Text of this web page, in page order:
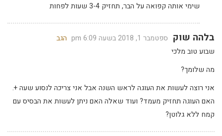
שימי אותה קפואה על הבר, תחזיק 3-4 שעות לפחות
בלהה שוק ספטמבר 1, 2018 בשעה 6:09 pm
הגב
שבוע טוב מלכי
מה שלומך?
אני רוצה לעשות את העוגה לראש השנה אבל אני צריכה לנסוע שעה +.
האם העוגה תחזיק מעמד? ועוד שאלה האם ניתן לעשות את הבסיס עם
קמח ללא גלוטן?